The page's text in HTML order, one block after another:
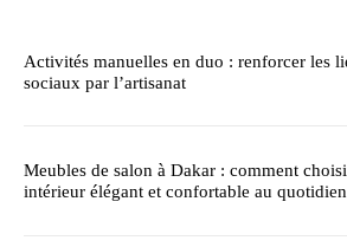
Activités manuelles en duo : renforcer les
sociaux par l’artisanat
Meubles de salon à Dakar : comment
intérieur élégant et confortable au quotidien